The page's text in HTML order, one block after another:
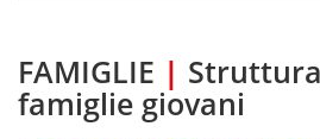
FAMIGLIE |
famiglie giovani